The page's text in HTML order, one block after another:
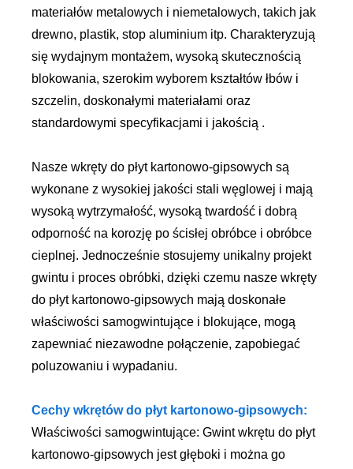
materiałów metalowych i niemetalowych, takich jak
drewno, plastik, stop aluminium itp. Charakteryzują
się wydajnym montażem, wysoką skutecznością
blokowania, szerokim wyborem kształtów łbów i
szczelin, doskonałymi materiałami oraz
standardowymi specyfikacjami i jakością .
Nasze wkręty do płyt kartonowo-gipsowych są
wykonane z wysokiej jakości stali węglowej i mają
wysoką wytrzymałość, wysoką twardość i dobrą
odporność na korozję po ścisłej obróbce i obróbce
cieplnej. Jednocześnie stosujemy unikalny projekt
gwintu i proces obróbki, dzięki czemu nasze wkręty
do płyt kartonowo-gipsowych mają doskonałe
właściwości samogwintujące i blokujące, mogą
zapewniać niezawodne połączenie, zapobiegać
poluzowaniu i wypadaniu.
Cechy wkrętów do płyt kartonowo-gipsowych:
Właściwości samogwintujące: Gwint wkrętu do płyt
kartonowo-gipsowych jest głęboki i można go